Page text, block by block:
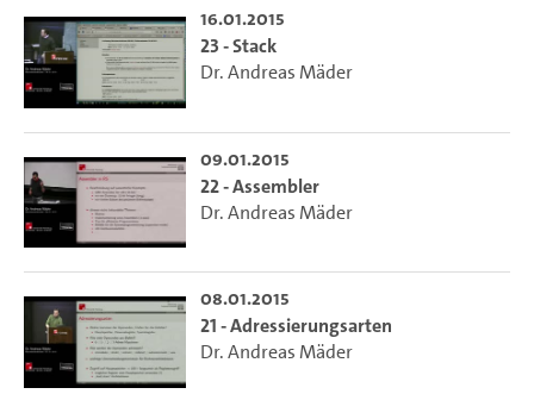
16.01.2015
23 - Stack
Dr. Andreas Mäder
09.01.2015
22 - Assembler
Dr. Andreas Mäder
08.01.2015
21 - Adressierungsarten
Dr. Andreas Mäder